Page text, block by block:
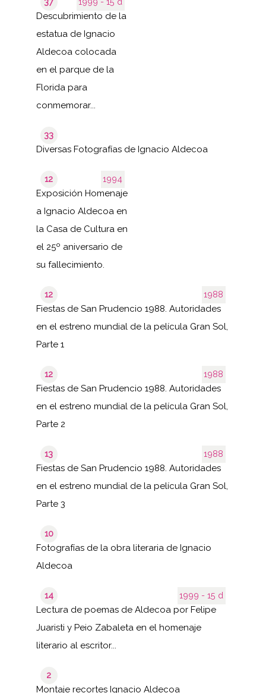
Descubrimiento de la
estatua de Ignacio
Aldecoa colocada
en el parque de la
Florida para
conmemorar...
33
Diversas Fotografías de Ignacio Aldecoa
1994
12
Exposición Homenaje
a Ignacio Aldecoa en
la Casa de Cultura en
el 25º aniversario de
su fallecimiento.
1988
12
Fiestas de San Prudencio 1988. Autoridades
en el estreno mundial de la película Gran Sol,
Parte 1
1988
12
Fiestas de San Prudencio 1988. Autoridades
en el estreno mundial de la película Gran Sol,
Parte 2
1988
13
Fiestas de San Prudencio 1988. Autoridades
en el estreno mundial de la película Gran Sol,
Parte 3
10
Fotografías de la obra literaria de Ignacio
Aldecoa
1999 - 15 d
14
Lectura de poemas de Aldecoa por Felipe
Juaristi y Peio Zabaleta en el homenaje
literario al escritor...
2
Montaje recortes Ignacio Aldecoa